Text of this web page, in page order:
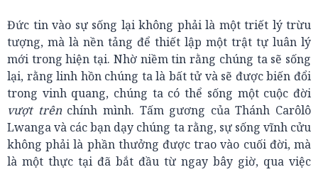
Đức tin vào sự sống lại không phải là một triết lý trừu
tượng, mà là nền tảng để thiết lập một trật tự luân lý
mới trong hiện tại. Nhờ niềm tin rằng chúng ta sẽ sống
lại, rằng linh hồn chúng ta là bất tử và sẽ được biến đổi
trong vinh quang, chúng ta có thể sống một cuộc đời
vượt trênchính mình. Tấm gương của Thánh Carôlô
Lwanga và các bạn dạy chúng ta rằng, sự sống vĩnh cửu
không phải là phần thưởng được trao vào cuối đời, mà
là một thực tại đã bắt đầu từ ngay bây giờ, qua việc